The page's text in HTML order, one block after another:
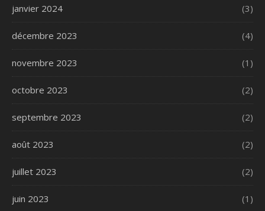
janvier 2024 (3)
décembre 2023 (4)
novembre 2023 (1)
octobre 2023 (2)
septembre 2023 (2)
août 2023 (2)
juillet 2023 (2)
juin 2023 (1)